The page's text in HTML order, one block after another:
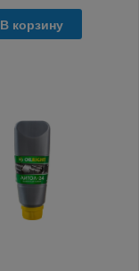
В корзину